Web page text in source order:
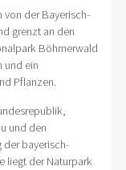
von der Bayerisch-
grenzt an den
Böhmerwald
und ein
Pflanzen.
und den
der bayerisch-
liegt der Naturpark